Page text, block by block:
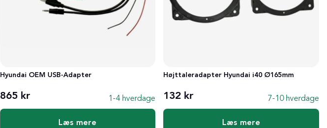
Hyundai OEM USB-Adapter
865 kr 1-4 hverdage
Læs mere
Højttaleradapter Hyundai i40 Ø165mm
132 kr 7-10 hverdage
Læs mere